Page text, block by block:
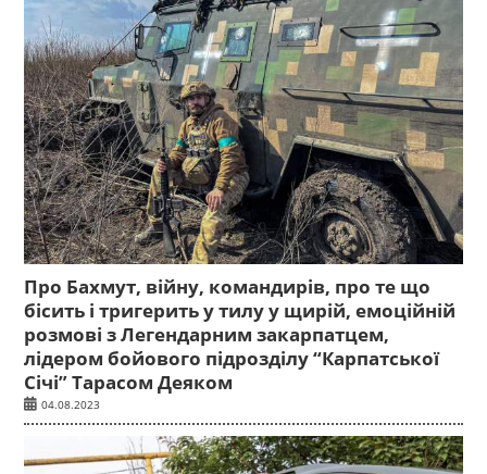
Про Бахмут, війну, командирів, про те що
бісить і тригерить у тилу у щирій, емоційній
розмові з Легендарним закарпатцем,
лідером бойового підрозділу “Карпатської
Січі” Тарасом Деяком
04.08.2023